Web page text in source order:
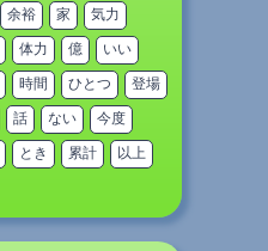
余裕 家 気力
体力 億 いい
時間 ひとつ 登場
話 ない 今度
とき 累計 以上